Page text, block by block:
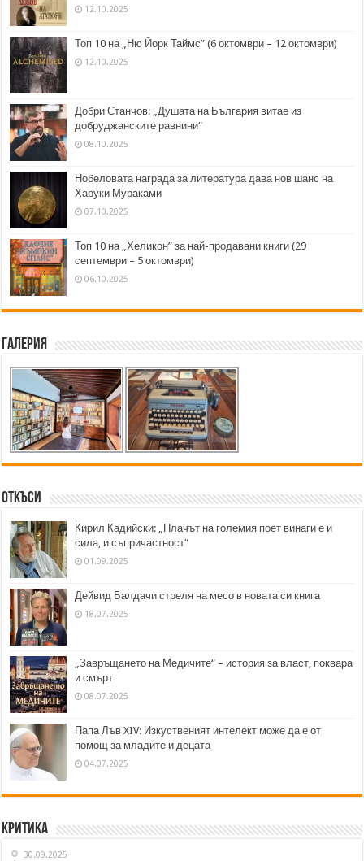
12.10.2025
Топ 10 на „Ню Йорк Таймс” (6 октомври – 12 октомври)
12.10.2025
Добри Станчов: „Душата на България витае из
добруджанските равнини“
08.10.2025
Нобеловата награда за литература дава нов шанс на
Харуки Мураками
07.10.2025
Топ 10 на „Хеликон” за най-продавани книги (29
септември – 5 октомври)
06.10.2025
Галерия
Откъси
Кирил Кадийски: „Плачът на големия поет винаги е и
сила, и съпричастност“
01.09.2025
Дейвид Балдачи стреля на месо в новата си книга
18.07.2025
„Завръщането на Медичите“ – история за власт, поквара
и смърт
08.07.2025
Папа Лъв XIV: Изкуственият интелект може да е от
помощ за младите и децата
04.07.2025
Критика
30.09.2025